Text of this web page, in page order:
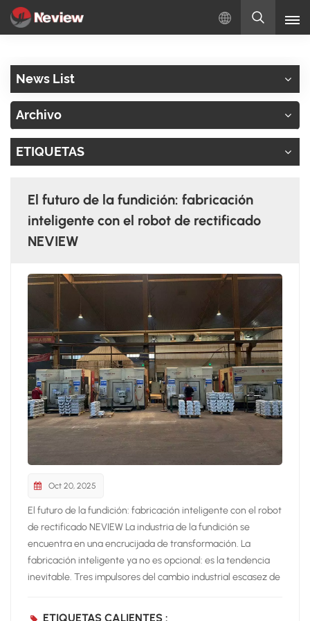
Español
بالعربية
News List
Archivo
ETIQUETAS
El futuro de la fundición: fabricación
inteligente con el robot de rectificado
NEVIEW
Oct 20, 2025
El futuro de la fundición: fabricación inteligente con el robot
de rectificado NEVIEW La industria de la fundición se
encuentra en una encrucijada de transformación. La
fabricación inteligente ya no es opcional: es la tendencia
inevitable. Tres impulsores del cambio industrial escasez de
ETIQUETAS CALIENTES :